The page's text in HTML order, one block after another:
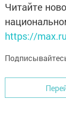
Читайте
https://